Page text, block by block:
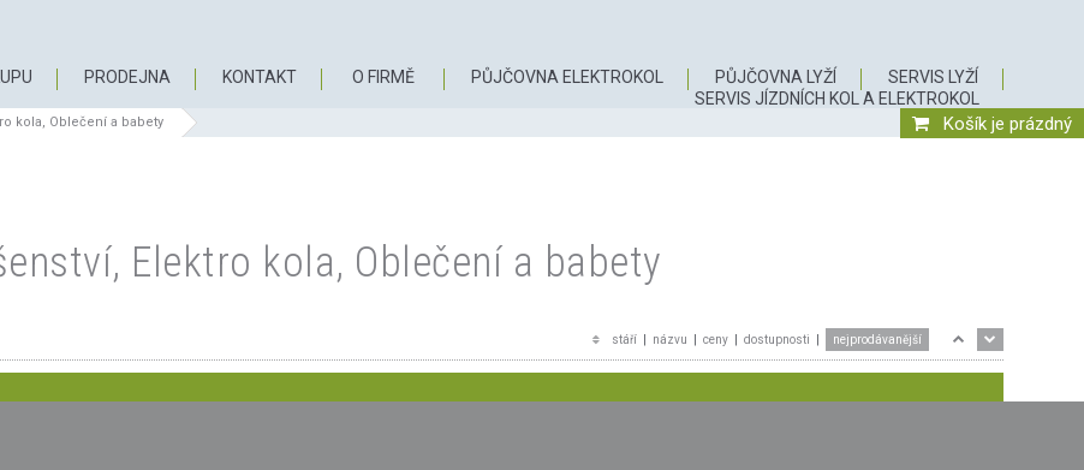
PRODEJNA KONTAKT O FIRMĚ PŮJČOVNA ELEKTROKOL PŮJČOVNA LYŽÍ
SERVIS LYŽÍ
SERVIS JÍZDNÍCH KOL A ELEKTROKOL
Košík je prázdný
kola, Oblečení a babety
Elektro kola, Oblečení a babety
stáří názvu ceny dostupnosti nejprodávanější